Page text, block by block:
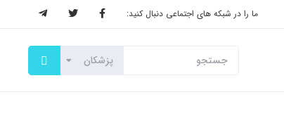
ما را در شبکه های اجتماعی دنبال کنید: